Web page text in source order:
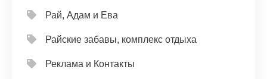
Рай, Адам и Ева
Райские забавы, комплекс отдыха
Реклама и Контакты